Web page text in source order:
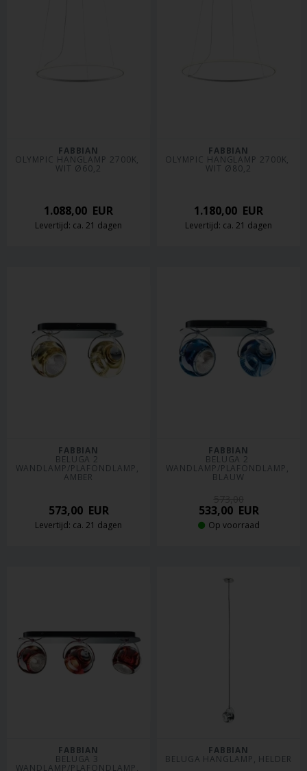
FABBIAN
OLYMPIC HANGLAMP 2700K,
WIT Ø60,2
1.088,00 EUR
Levertijd: ca. 21 dagen
FABBIAN
OLYMPIC HANGLAMP 2700K,
WIT Ø80,2
1.180,00 EUR
Levertijd: ca. 21 dagen
FABBIAN
BELUGA 2
WANDLAMP/PLAFONDLAMP,
AMBER
573,00EUR
Levertijd: ca. 21 dagen
FABBIAN
BELUGA 2
WANDLAMP/PLAFONDLAMP,
BLAUW
533,00EUR
Op voorraad
FABBIAN
BELUGA 3
WANDLAMP/PLAFONDLAMP,
FABBIAN
BELUGA HANGLAMP, HELDER